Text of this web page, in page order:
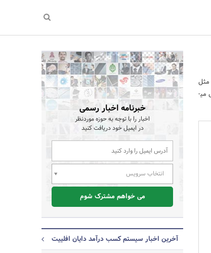
مثل
می­
خبرنامه اخبار رسمی
اخبار را با توجه به حوزه موردنظر
در ایمیل خود دریافت کنید
انتخاب سرویس
می خواهم مشترک شوم
آخرین اخبار سیستم کسب درآمد دایان افلییت